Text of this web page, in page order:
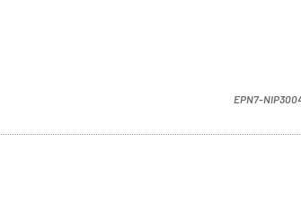
EPN7-